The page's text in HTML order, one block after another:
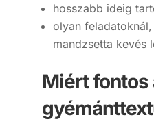
hosszabb ideig
olyan
mandzsetta kevés
Miért fontos